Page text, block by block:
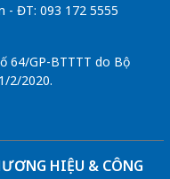
- ĐT: 093 172 5555
64/GP-BTTTT do Bộ
2/2020.
HIỆU & CÔNG